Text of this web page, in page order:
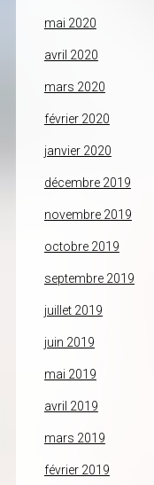
mai 2020
avril 2020
mars 2020
février 2020
janvier 2020
décembre 2019
novembre 2019
octobre 2019
septembre 2019
juillet 2019
juin 2019
mai 2019
avril 2019
mars 2019
février 2019